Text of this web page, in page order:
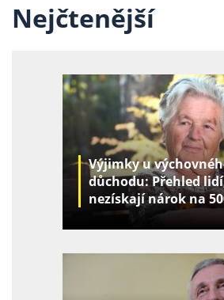
Nejčtenější
Výjimky u
důchodu: Přehled
nezískají nárok na
za děti